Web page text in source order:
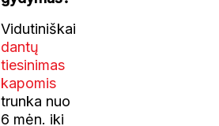
Vidutiniškai
dantų
tiesinimas
kapomis
trunka nuo
6 mėn. iki